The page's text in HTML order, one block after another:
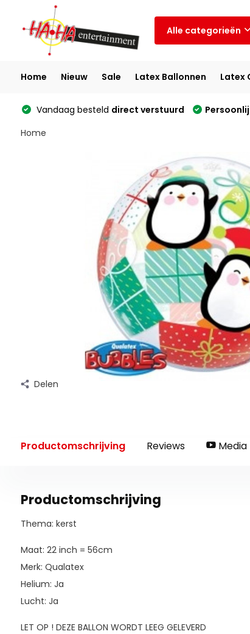
Alle categorieën
Home Nieuw Sale Latex Ballonnen Latex
Vandaag besteld direct verstuurd
Home
Delen
Productomschrijving Reviews Media
Productomschrijving
Thema: kerst
Maat: 22 inch = 56cm
Merk: Qualatex
Helium: Ja
Lucht: Ja
LET OP ! DEZE BALLON WORDT LEEG GELEVERD